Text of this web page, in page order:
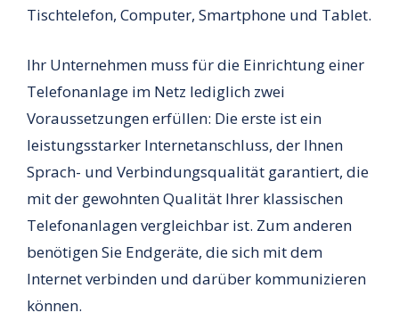
Tischtelefon, Computer, Smartphone und Tablet.
Ihr Unternehmen muss für die Einrichtung einer
Telefonanlage im Netz lediglich zwei
Voraussetzungen erfüllen: Die erste ist ein
leistungsstarker Internetanschluss, der Ihnen
Sprach- und Verbindungsqualität garantiert, die
mit der gewohnten Qualität Ihrer klassischen
Telefonanlagen vergleichbar ist. Zum anderen
benötigen Sie Endgeräte, die sich mit dem
Internet verbinden und darüber kommunizieren
können.